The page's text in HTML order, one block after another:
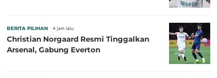
BERITA PILIHAN 4 jam lalu
Christian Norgaard Resmi Tinggalkan
Arsenal, Gabung Everton